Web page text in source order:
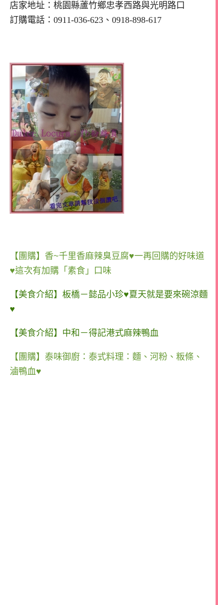
店家地址：桃園縣蘆竹鄉忠孝西路與光明路口
訂購電話：0911-036-623、0918-898-617
【團購】香~千里香麻辣臭豆腐♥一再回購的好味道
♥這次有加購「素食」口味
【美食介紹】板橋－懿品小珍♥夏天就是要來碗涼麵
♥
【美食介紹】中和－得記港式麻辣鴨血
【團購】泰味御廚：泰式料理：麵、河粉、粄條、
滷鴨血♥